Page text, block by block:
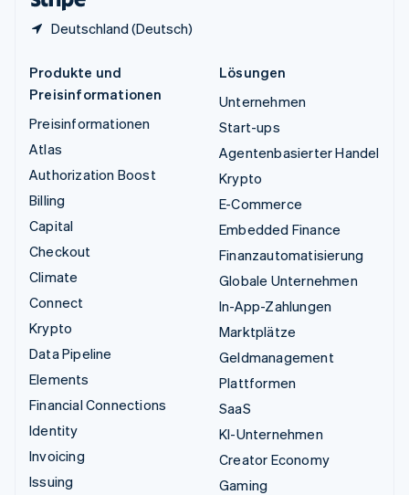
Deutschland (Deutsch)
Produkte und
Preisinformationen
Preisinformationen
Atlas
Authorization Boost
Billing
Capital
Checkout
Climate
Connect
Krypto
Data Pipeline
Elements
Financial Connections
Identity
Invoicing
Issuing
Lösungen
Unternehmen
Start-ups
Agentenbasierter Handel
Krypto
E-Commerce
Embedded Finance
Finanzautomatisierung
Globale Unternehmen
In-App-Zahlungen
Marktplätze
Geldmanagement
Plattformen
SaaS
KI-Unternehmen
Creator Economy
Gaming